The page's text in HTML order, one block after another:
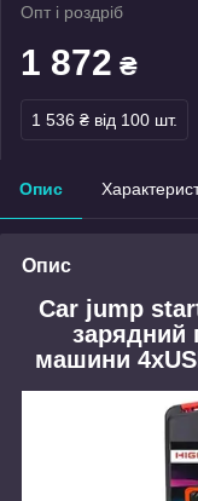
Опт і роздріб
1 872 ₴
1 536 ₴ від 100 шт.
Опис
Опис
Сar jump
зарядний
машини